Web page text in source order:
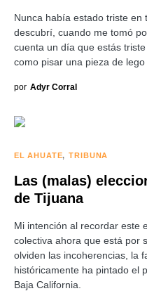
Nunca había estado triste en
descubrí, cuando me tomó
cuenta un día que estás
como pisar una pieza de lego
por Adyr Corral
EL AHUATE TRIBUNA
Las (malas)
de Tijuana
Mi intención al recordar este
colectiva ahora que está por
olviden las incoherencias, la
históricamente ha pintado el
Baja California.